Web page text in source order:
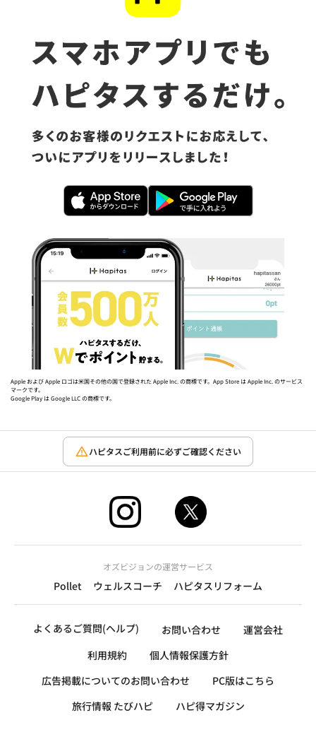
Apple および Apple ロゴは米国その他の国で登録された Apple Inc. の商標です。App Store は Apple Inc. のサービス
マークです。
Google Play は Google LLC の商標です。
ハピタスご利用前に必ずご確認ください
オズビジョンの運営サービス
Pollet ウェルスコーチ ハピタスリフォーム
よくあるご質問(ヘルプ) お問い合わせ
運営会社
利用規約
個人情報保護方針
広告掲載についてのお問い合わせ
PC版はこちら
旅行情報 たびハピ
ハピ得マガジン